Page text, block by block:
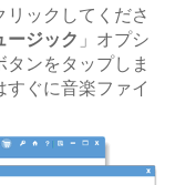
リックしてくださ
ージック 」オプシ
タンをタップしま
ぐに音楽ファイ